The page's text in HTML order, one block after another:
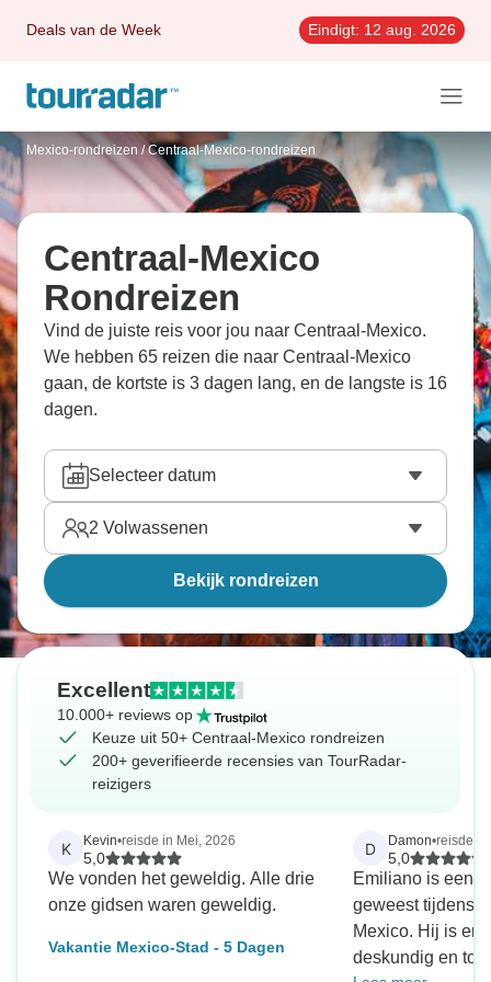
Deals van de Week Eindigt: 12 aug. 2026
Mexico-rondreizen / Centraal-Mexico-rondreizen
Centraal-Mexico
Rondreizen
Vind de juiste reis voor jou naar Centraal-Mexico.
We hebben 65 reizen die naar Centraal-Mexico
gaan, de kortste is 3 dagen lang, en de langste is 16
dagen.
Selecteer datum
2 Volwassenen
Bekijk rondreizen
Excellent
10.000+ reviews op
Keuze uit 50+ Centraal-Mexico rondreizen
200+ geverifieerde recensies van TourRadar-
reizigers
K Kevin•reisde in Mei, 2026
5,0
We vonden het geweldig. Alle drie
onze gidsen waren geweldig.
Vakantie Mexico-Stad - 5 Dagen
D Damon•reisde in
5,0
Emiliano is een
geweest tijdens
Mexico. Hij is
deskundig en